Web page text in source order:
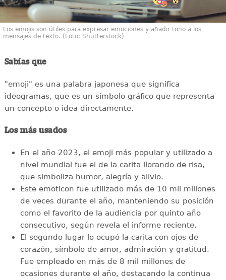
Los emojis son útiles para expresar emociones y añadir tono a los
mensajes de texto. (Foto: Shutterstock)
Sabías que
"emoji" es una palabra japonesa que significa
ideogramas, que es un símbolo gráfico que representa
un concepto o idea directamente.
Los más usados
En el año 2023, el emoji más popular y utilizado a
nivel mundial fue el de la carita llorando de risa,
que simboliza humor, alegría y alivio.
Este emoticon fue utilizado más de 10 mil millones
de veces durante el año, manteniendo su posición
como el favorito de la audiencia por quinto año
consecutivo, según revela el informe reciente.
El segundo lugar lo ocupó la carita con ojos de
corazón, símbolo de amor, admiración y gratitud.
Fue empleado en más de 8 mil millones de
ocasiones durante el año, destacando la continua